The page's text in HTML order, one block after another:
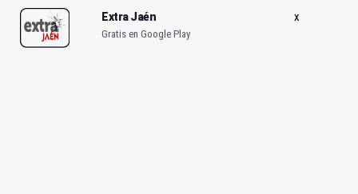
Extra Jaén
Gratis en Google Play